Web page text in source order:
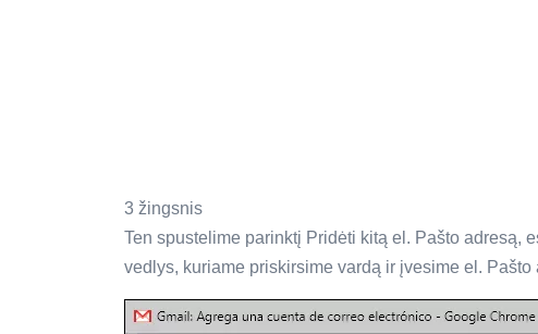
3 žingsnis
Ten spustelime parinktį Pridėti kitą el. Pašto adresą,
vedlys, kuriame priskirsime vardą ir įvesime el. Pašto